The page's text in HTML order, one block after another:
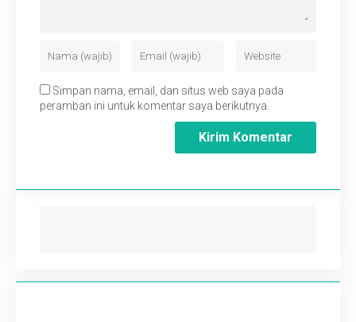
Simpan nama, email, dan situs web saya pada
peramban ini untuk komentar saya berikutnya.